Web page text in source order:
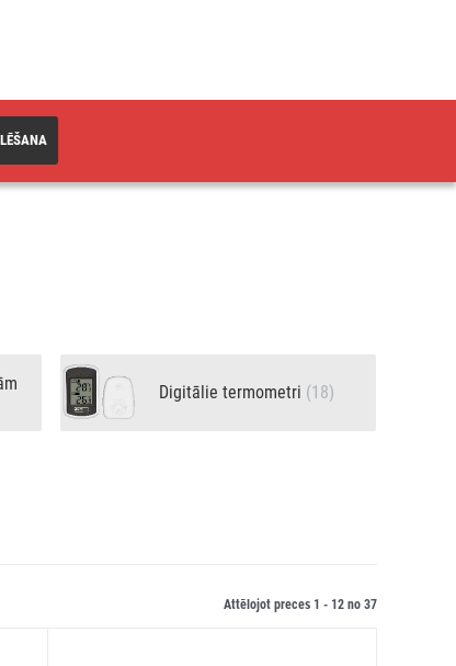
Digitālie termometri (18)
Attēlojot preces 1 - 12 no 37